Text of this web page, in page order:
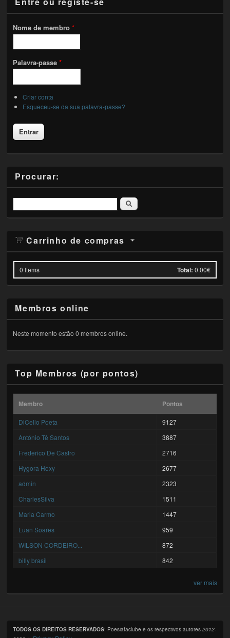
Nome de membro*
Palavra-passe*
Criar conta
Esqueceu-se da sua palavra-passe?
Procurar:
Pesquisar
Carrinho de compras
0 Items Total: 0.00€
Membros online
Neste momento estão 0 membros online.
Top Membros (por pontos)
Membro Pontos
DiCello Poeta
9127
António Tê Santos
3887
Frederico De Castro
2716
Hygora Hoxy
2677
admin
2323
CharlesSilva
1511
Maria Carmo
1447
Luan Soares
959
WILSON CORDEIRO...
872
billy brasil
842
ver mais
TODOS OS DIREITOS RESERVADOS: Poesiafaclube e os respectivos autores2012-